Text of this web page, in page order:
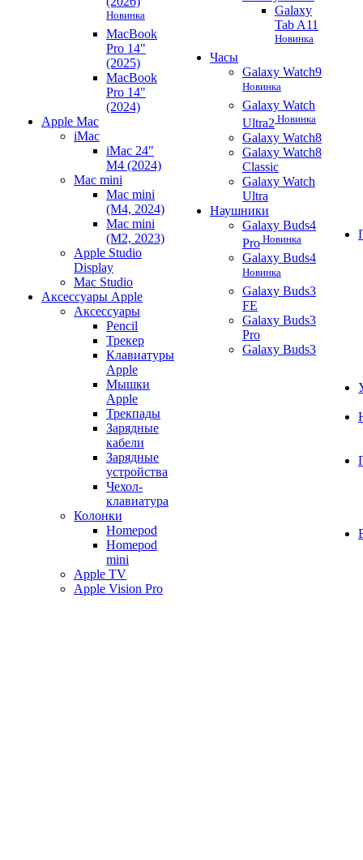
Новинка
MacBook
Pro 14"
(2025)
MacBook
Pro 14"
(2024)
Apple Mac
iMac
iMac 24"
M4 (2024)
Mac mini
Mac mini
(M4, 2024)
Mac mini
(M2, 2023)
Apple Studio
Display
Mac Studio
Аксессуары Apple
Аксессуары
Pencil
Трекер
Клавиатуры
Apple
Мышки
Apple
Трекпады
Зарядные
кабели
Зарядные
устройства
Чехол-
клавиатура
Колонки
Homepod
Homepod
mini
Apple TV
Apple Vision Pro
Galaxy
Tab A11
Новинка
Часы
Galaxy Watch9
Новинка
Galaxy Watch
Ultra2 Новинка
Galaxy Watch8
Galaxy Watch8
Classic
Galaxy Watch
Ultra
Наушники
Galaxy Buds4
Pro Новинка
Galaxy Buds4
Новинка
Galaxy Buds3
FE
Galaxy Buds3
Pro
Galaxy Buds3